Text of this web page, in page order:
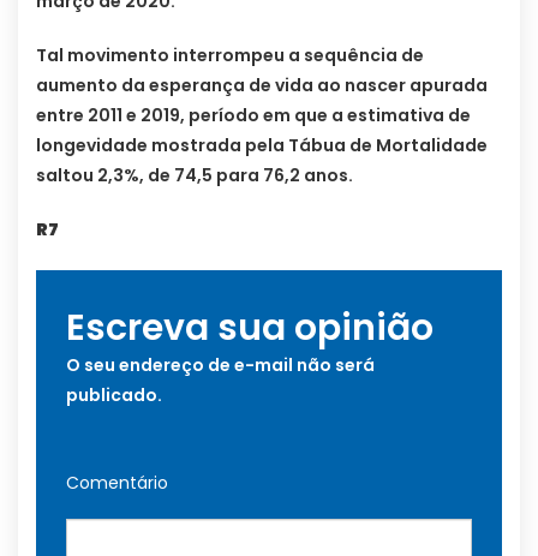
Tal movimento interrompeu a sequência de
aumento da esperança de vida ao nascer apurada
entre 2011 e 2019, período em que a estimativa de
longevidade mostrada pela Tábua de Mortalidade
saltou 2,3%, de 74,5 para 76,2 anos.
R7
Escreva sua opinião
O seu endereço de e-mail não será
publicado.
Comentário